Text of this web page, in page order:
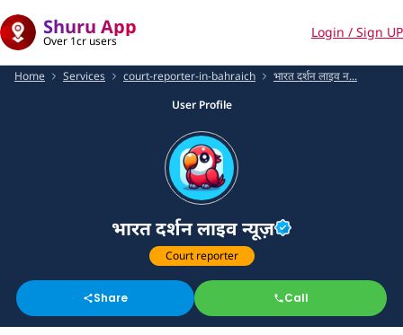
Shuru App
Over 1cr users
Login / Sign UP
Home Services court-reporter-in-bahraich
भारत दर्शन लाइव न...
User Profile
भारत दर्शन लाइव न्यूज़
Court reporter
Share Call